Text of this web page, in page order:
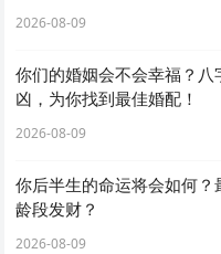
2026-08-09
你们的婚姻会不会幸福？八
凶，为你找到最佳婚配！
2026-08-09
你后半生的命运将会如何？
龄段发财？
2026-08-09